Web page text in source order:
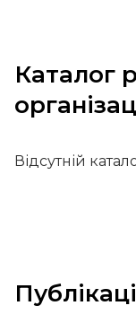
Каталог
Відсутній